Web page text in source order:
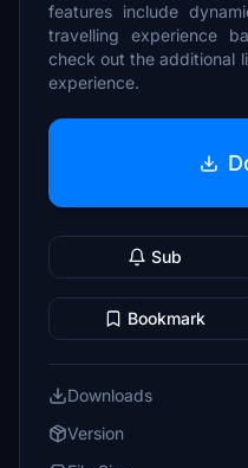
features include
travelling experience
check out the additional
experience.
Sub
Bookmark
Downloads
Version